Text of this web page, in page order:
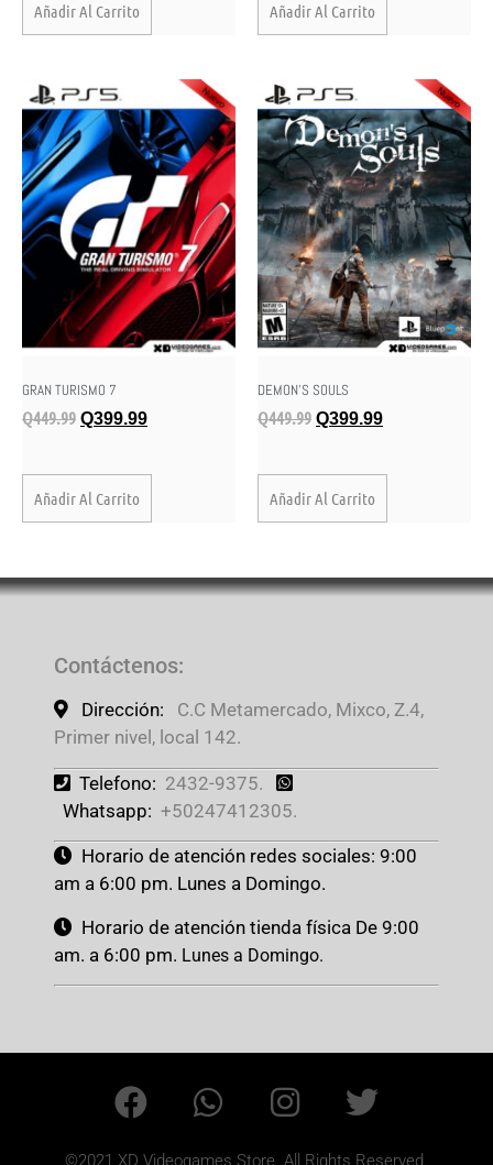
Añadir Al Carrito Añadir Al Carrito
GRAN TURISMO 7
Q449.99 Q399.99
Añadir Al Carrito
DEMON’S SOULS
Q449.99 Q399.99
Añadir Al Carrito
Contáctenos:
Dirección:
C.C Metamercado, Mixco, Z.4,
Primer nivel, local 142.
Telefono: 2432-9375.
Whatsapp: +50247412305.
Horario de atención redes sociales: 9:00
am a 6:00 pm. Lunes a Domingo.
Horario de atención tienda física De 9:00
am. a 6:00 pm. Lunes a Domingo.
©2021 XD Videogames Store. All Rights Reserved.